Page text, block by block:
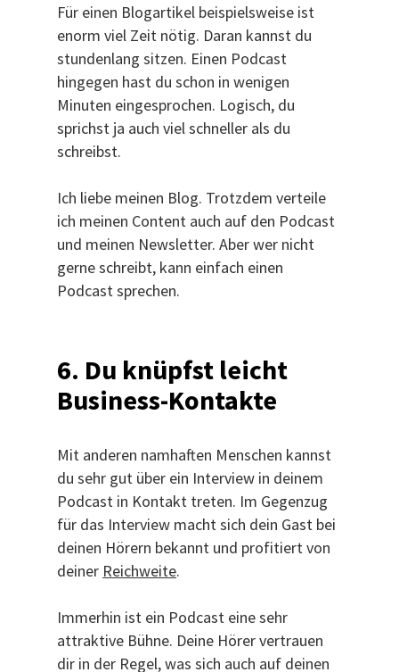
Für einen Blogartikel beispielsweise ist
enorm viel Zeit nötig. Daran kannst du
stundenlang sitzen. Einen Podcast
hingegen hast du schon in wenigen
Minuten eingesprochen. Logisch, du
sprichst ja auch viel schneller als du
schreibst.
Ich liebe meinen Blog. Trotzdem verteile
ich meinen Content auch auf den Podcast
und meinen Newsletter. Aber wer nicht
gerne schreibt, kann einfach einen
Podcast sprechen.
6. Du knüpfst leicht
Business-Kontakte
Mit anderen namhaften Menschen kannst
du sehr gut über ein Interview in deinem
Podcast in Kontakt treten. Im Gegenzug
für das Interview macht sich dein Gast bei
deinen Hörern bekannt und profitiert von
deiner Reichweite.
Immerhin ist ein Podcast eine sehr
attraktive Bühne. Deine Hörer vertrauen
dir in der Regel, was sich auch auf deinen